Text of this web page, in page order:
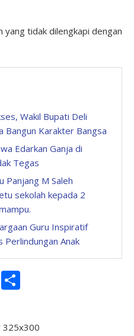
yang tidak dilengkapi dengan
Wakil Bupati Deli
Bangun Karakter Bangsa
Edarkan Ganja di
Tegas
Panjang M Saleh
sekolah kepada 2
Guru Inspiratif
Perlindungan Anak
Copy